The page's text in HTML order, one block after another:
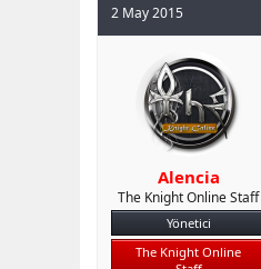
b
u
y
u
b
a
ş
a
t
a
n
a
i
i
2 May 2015
Alencia
The Knight Online Staff
Yönetici
The Knight Online